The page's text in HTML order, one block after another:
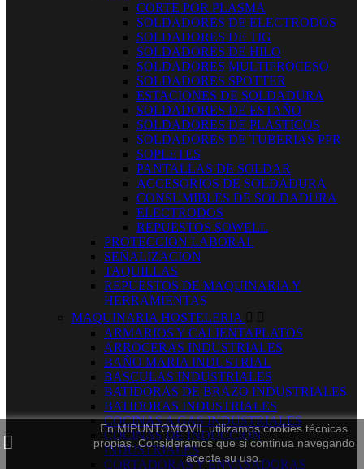
En MIPUNTOMOVIL utilizamos cookies técnicas
propias. Consideramos que si continua navegando
acepta su uso.
CORTE POR PLASMA
SOLDADORES DE ELECTRODOS
SOLDADORES DE TIG
SOLDADORES DE HILO
SOLDADORES MULTIPROCESO
SOLDADORES SPOTTER
ESTACIONES DE SOLDADURA
SOLDADORES DE ESTAÑO
SOLDADORES DE PLASTICOS
SOLDADORES DE TUBERIAS PPR
SOPLETES
PANTALLAS DE SOLDAR
ACCESORIOS DE SOLDADURA
CONSUMIBLES DE SOLDADURA
ELECTRODOS
REPUESTOS SOWELL
PROTECCION LABORAL
SEÑALIZACION
TAQUILLAS
REPUESTOS DE MAQUINARIA Y
HERRAMIENTAS
MAQUINARIA HOSTELERIA  
ARMARIOS Y CALIENTAPLATOS
ARROCERAS INDUSTRIALES
BAÑO MARIA INDUSTRIAL
BASCULAS INDUSTRIALES
BATIDORAS DE BRAZO INDUSTRIALES
BATIDORAS INDUSTRIALES
COCINAS A GAS INDUSTRIALES
COCINAS DE INDUCCION
INDUSTRIALES
CORTADORAS Y ENVASADORAS